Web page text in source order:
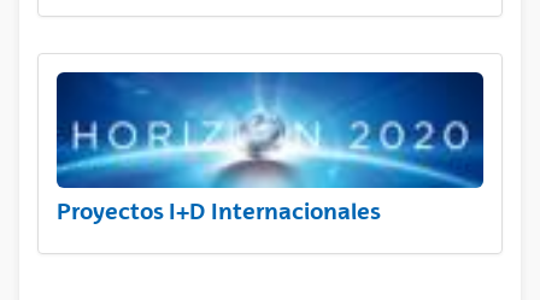
Proyectos I+D Internacionales